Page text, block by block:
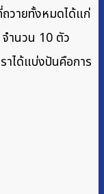
วายทั้งหมดได้แก่
ำนวน 10 ตัว
าได้แบ่งปันคือการ